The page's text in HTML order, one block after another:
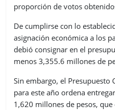
proporción de votos
De cumplirse con lo
asignación económica a los
debió consignar en el
menos 3,355.6 millones de
Sin embargo, el Presupuesto
para este año ordena
1,620 millones de pesos,